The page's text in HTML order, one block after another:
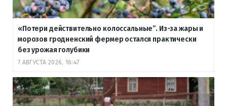
«Потери действительно колоссальные”. Из-за жары и
морозов гродненский фермер остался практически
без урожая голубики
7 АВГУСТА 2026, 16:47